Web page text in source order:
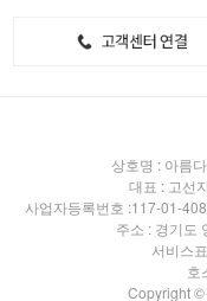
상호명 : 아름
대표 : 고선
사업자등록번호 :117-01-
주소 : 경기도
서비스
호
Copyright ©